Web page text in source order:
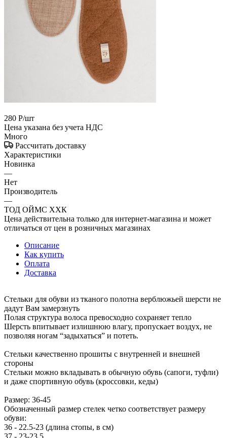
280 Р/шт
Цена указана без учета НДС
Много
Рассчитать доставку
Характеристики
Новинка
—
Нет
Производитель
—
ТОД ОЙМС ХХК
Цена действительна только для интернет-магазина и может
отличаться от цен в розничных магазинах
Описание
Как купить
Оплата
Доставка
Стельки для обуви из тканого полотна верблюжьей шерсти не
дадут Вам замерзнуть
Полая структура волоса превосходно сохраняет тепло
Шерсть впитывает излишнюю влагу, пропускает воздух, не
позволяя ногам “задыхаться” и потеть.
Стельки качественно прошиты с внутренней и внешней
стороны
Стельки можно вкладывать в обычную обувь (сапоги, туфли)
и даже спортивную обувь (кроссовки, кеды)
Размер: 36-45
Обозначенный размер стелек четко соответствует размеру
обуви:
36 - 22.5-23 (длина стопы, в см)
37 - 23-23.5